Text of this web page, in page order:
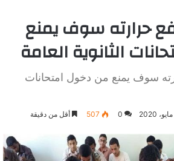
حرارته سوف يمنع
الثانوية العامة
سوف يمنع من دخول امتحانات
0
507 أقل من دقيقة